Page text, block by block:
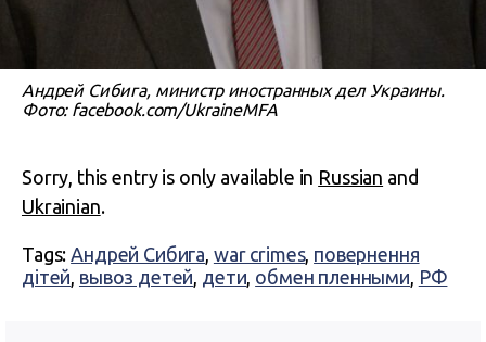
Андрей Сибига, министр иностранных дел Украины.
Фото: facebook.com/UkraineMFA
Sorry, this entry is only available in Russian and
Ukrainian.
Tags:Андрей Сибига, war crimes, повернення
дітей, вывоз детей, дети, обмен пленными, РФ